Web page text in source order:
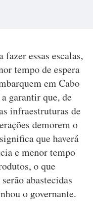
essas escalas,
tempo de espera
em Cabo
garantir que, de
infraestruturas de
demorem o
que haverá
e menor tempo
o que
abastecidas
o governante.